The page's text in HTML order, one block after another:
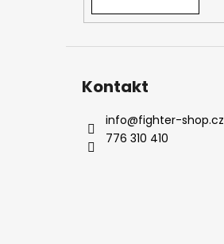
Kontakt
info@fighter-shop.cz
776 310 410